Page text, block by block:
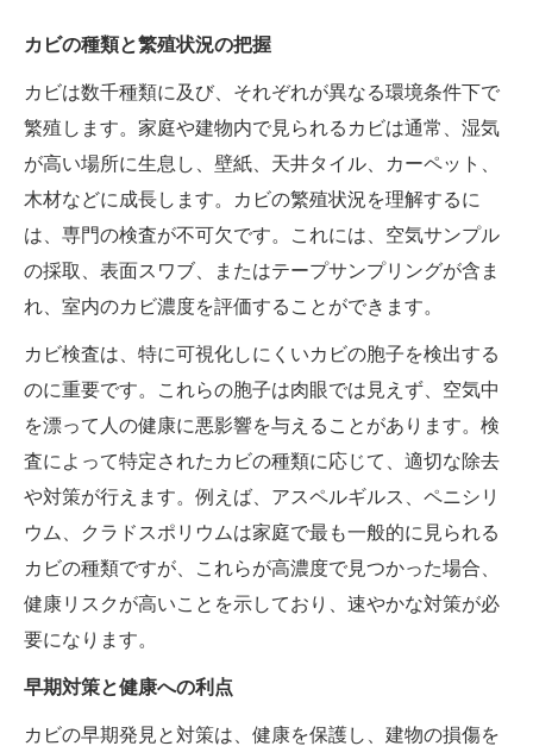
カビの種類と繁殖状況の把握
カビは数千種類に及び、それぞれが異なる環境条件下で
繁殖します。家庭や建物内で見られるカビは通常、湿気
が高い場所に生息し、壁紙、天井タイル、カーペット、
木材などに成長します。カビの繁殖状況を理解するに
は、専門の検査が不可欠です。これには、空気サンプル
の採取、表面スワブ、またはテープサンプリングが含ま
れ、室内のカビ濃度を評価することができます。
カビ検査は、特に可視化しにくいカビの胞子を検出する
のに重要です。これらの胞子は肉眼では見えず、空気中
を漂って人の健康に悪影響を与えることがあります。検
査によって特定されたカビの種類に応じて、適切な除去
や対策が行えます。例えば、アスペルギルス、ペニシリ
ウム、クラドスポリウムは家庭で最も一般的に見られる
カビの種類ですが、これらが高濃度で見つかった場合、
健康リスクが高いことを示しており、速やかな対策が必
要になります。
早期対策と健康への利点
カビの早期発見と対策は、健康を保護し、建物の損傷を